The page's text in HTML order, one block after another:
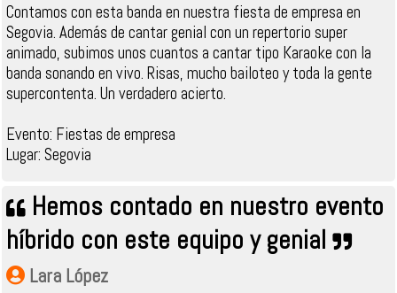
Contamos con esta banda en nuestra fiesta de empresa en
Segovia. Además de cantar genial con un repertorio super
animado, subimos unos cuantos a cantar tipo Karaoke con la
banda sonando en vivo. Risas, mucho bailoteo y toda la gente
supercontenta. Un verdadero acierto.
Evento: Fiestas de empresa
Lugar: Segovia
Hemos contado en nuestro evento
híbrido con este equipo y genial
Lara López